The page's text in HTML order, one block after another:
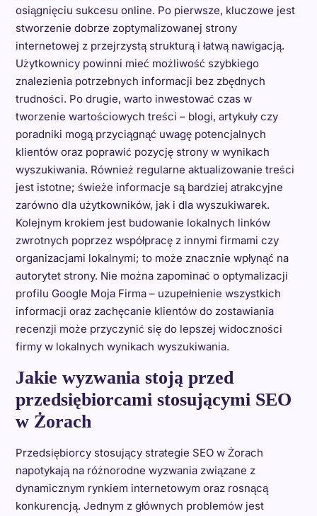
osiągnięciu sukcesu online. Po pierwsze, kluczowe jest
stworzenie dobrze zoptymalizowanej strony
internetowej z przejrzystą strukturą i łatwą nawigacją.
Użytkownicy powinni mieć możliwość szybkiego
znalezienia potrzebnych informacji bez zbędnych
trudności. Po drugie, warto inwestować czas w
tworzenie wartościowych treści – blogi, artykuły czy
poradniki mogą przyciągnąć uwagę potencjalnych
klientów oraz poprawić pozycję strony w wynikach
wyszukiwania. Również regularne aktualizowanie treści
jest istotne; świeże informacje są bardziej atrakcyjne
zarówno dla użytkowników, jak i dla wyszukiwarek.
Kolejnym krokiem jest budowanie lokalnych linków
zwrotnych poprzez współpracę z innymi firmami czy
organizacjami lokalnymi; to może znacznie wpłynąć na
autorytet strony. Nie można zapominać o optymalizacji
profilu Google Moja Firma – uzupełnienie wszystkich
informacji oraz zachęcanie klientów do zostawiania
recenzji może przyczynić się do lepszej widoczności
firmy w lokalnych wynikach wyszukiwania.
Jakie wyzwania stoją przed
przedsiębiorcami stosującymi SEO
w Żorach
Przedsiębiorcy stosujący strategie SEO w Żorach
napotykają na różnorodne wyzwania związane z
dynamicznym rynkiem internetowym oraz rosnącą
konkurencją. Jednym z głównych problemów jest